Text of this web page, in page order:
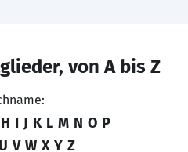
von A bis Z
H I J K L M N O P
U V W X Y Z